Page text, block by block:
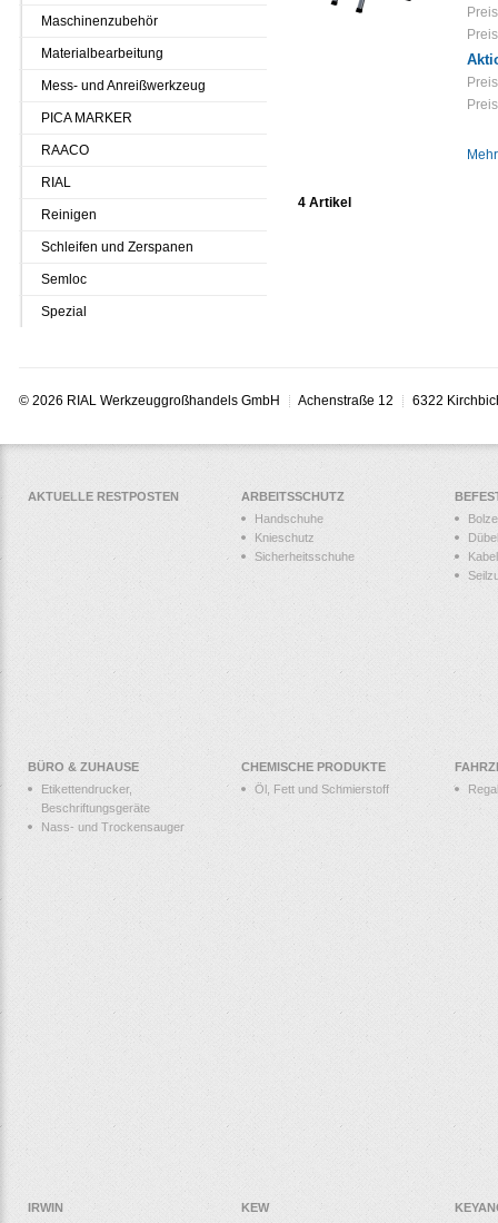
4 Artikel
Maschinenzubehör
Materialbearbeitung
Mess- und Anreißwerkzeug
PICA MARKER
RAACO
RIAL
Reinigen
Schleifen und Zerspanen
Semloc
Spezial
© 2026 RIAL Werkzeuggroßhandels GmbH Achenstraße 12 6322
AKTUELLE RESTPOSTEN
ARBEITSSCHUTZ
Handschuhe
Knieschutz
Sicherheitsschuhe
Dübel
BÜRO & ZUHAUSE
Etikettendrucker,
Beschriftungsgeräte
Nass- und Trockensauger
CHEMISCHE PRODUKTE
Öl, Fett und Schmierstoff
IRWIN KEW